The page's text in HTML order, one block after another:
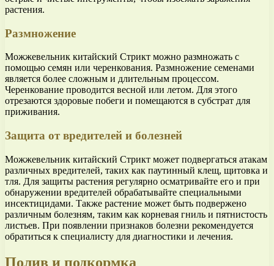
растения.
Размножение
Можжевельник китайский Стрикт можно размножать с
помощью семян или черенкования. Размножение семенами
является более сложным и длительным процессом.
Черенкование проводится весной или летом. Для этого
отрезаются здоровые побеги и помещаются в субстрат для
приживания.
Защита от вредителей и болезней
Можжевельник китайский Стрикт может подвергаться атакам
различных вредителей, таких как паутинный клещ, щитовка и
тля. Для защиты растения регулярно осматривайте его и при
обнаружении вредителей обрабатывайте специальными
инсектицидами. Также растение может быть подвержено
различным болезням, таким как корневая гниль и пятнистость
листьев. При появлении признаков болезни рекомендуется
обратиться к специалисту для диагностики и лечения.
Полив и подкормка